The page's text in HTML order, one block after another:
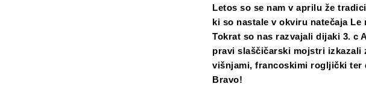
Letos so se nam v aprilu že
ki so nastale v okviru natečaja
Tokrat so nas razvajali dijaki 3. c
pravi slaščičarski mojstri
višnjami, francoskimi rogljički ter
Bravo!